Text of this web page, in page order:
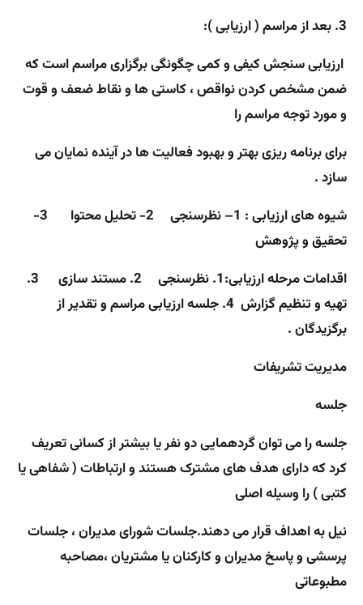
3. بعد از مراسم ( ارزیابی ):
ارزیابی سنجش کیفی و کمی چگونگی برگزاری مراسم است که
ضمن مشخص کردن نواقص ، کاستی ها و نقاط ضعف و قوت
و مورد توجه مراسم را
برای برنامه ریزی بهتر و بهبود فعالیت ها در آینده نمایان می
سازد .
شیوه های ارزیابی :
– نظرسنجی
3-
تحقیق و پژوهش
اقدامات مرحله ارزیابی:
1. نظرسنجی 2. مستند سازی 3.
تهیه و تنظیم گزارش
4. جلسه ارزیابی مراسم و تقدیر از
برگزیدگان .
مدیریت تشریفات
جلسه
جلسه را می توان گردهمایی دو نفر یا بیشتر از کسانی تعریف
کرد که دارای هدف های مشترک هستند و ارتباطات ( شفاهی یا
کتبی ) را وسیله اصلی
نیل به اهداف قرار می دهند.جلسات شورای مدیران ، جلسات
پرسشی و پاسخ مدیران و کارکنان یا مشتریان ،مصاحبه
مطبوعاتی